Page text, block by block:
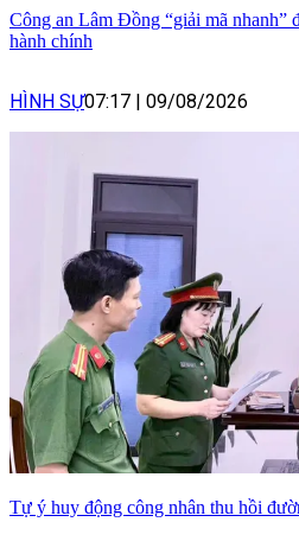
Công an Lâm Đồng “giải mã nhanh”
hành chính
HÌNH SỰ07:17 09/08/2026
Tự ý huy động công nhân thu hồi